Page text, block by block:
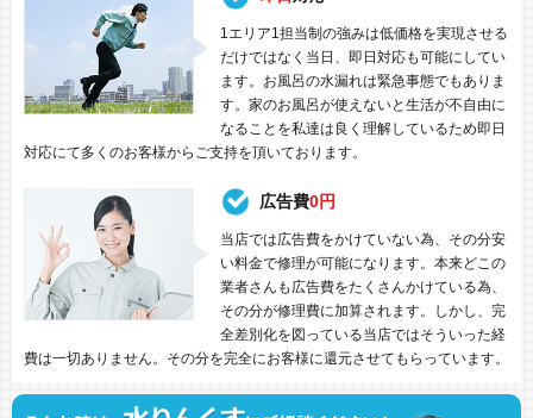
1エリア1担当制の強みは低価格を実現させる
だけではなく当日、即日対応も可能にしてい
ます。お風呂の水漏れは緊急事態でもありま
す。家のお風呂が使えないと生活が不自由に
なることを私達は良く理解しているため即日
対応にて多くのお客様からご支持を頂いております。
広告費0円
当店では広告費をかけていない為、その分安
い料金で修理が可能になります。本来どこの
業者さんも広告費をたくさんかけている為、
その分が修理費に加算されます。しかし、完
全差別化を図っている当店ではそういった経
費は一切ありません。その分を完全にお客様に還元させてもらっています。